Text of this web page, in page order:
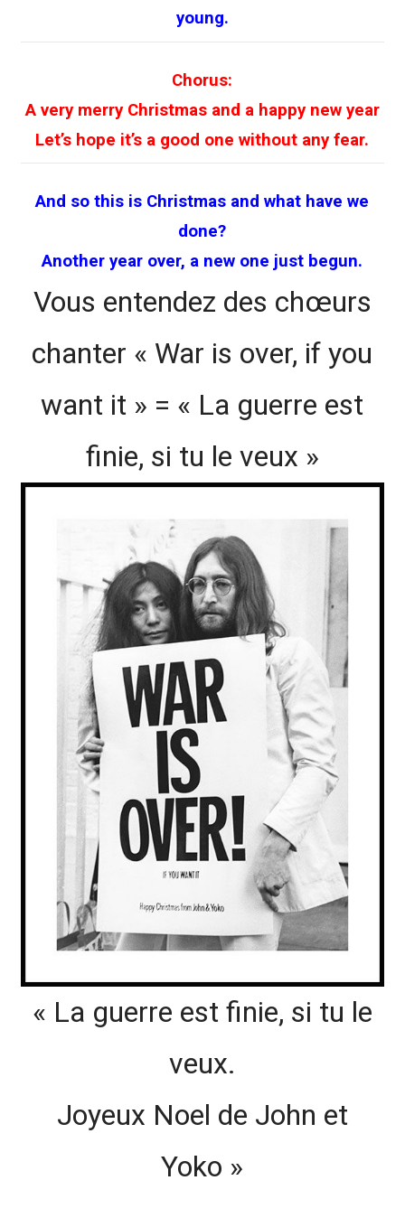
young.
Chorus:
A very merry Christmas and a happy new year
Let’s hope it’s a good one without any fear.
And so this is Christmas and what have we
done?
Another year over, a new one just begun.
Vous entendez des chœurs
chanter « War is over, if you
want it » = « La guerre est
finie, si tu le veux »
« La guerre est finie, si tu le
veux.
Joyeux Noel de John et
Yoko »